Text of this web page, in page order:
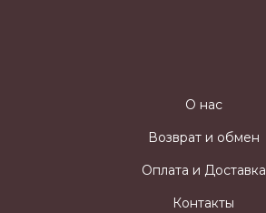
О нас
Возврат и обмен
Оплата и Доставка
Контакты